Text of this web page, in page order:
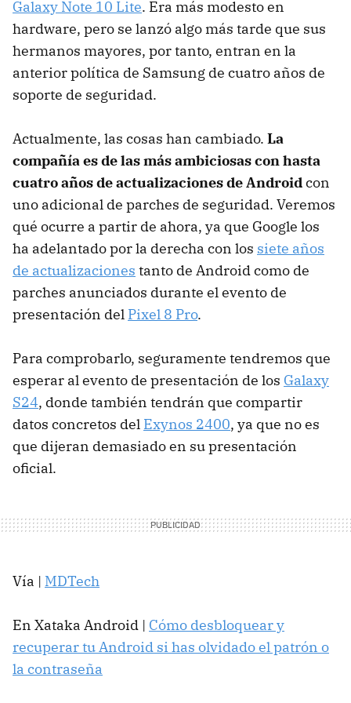
Galaxy Note 10 Lite. Era más modesto en
hardware, pero se lanzó algo más tarde que sus
hermanos mayores, por tanto, entran en la
anterior política de Samsung de cuatro años de
soporte de seguridad.
Actualmente, las cosas han cambiado. La
compañía es de las más ambiciosas con hasta
cuatro años de actualizaciones de Androidcon
uno adicional de parches de seguridad. Veremos
qué ocurre a partir de ahora, ya que Google los
ha adelantado por la derecha con los siete años
de actualizaciones tanto de Android como de
parches anunciados durante el evento de
presentación del Pixel 8 Pro.
Para comprobarlo, seguramente tendremos que
esperar al evento de presentación de los Galaxy
S24, donde también tendrán que compartir
datos concretos del Exynos 2400, ya que no es
que dijeran demasiado en su presentación
oficial.
Vía | MDTech
En Xataka Android | Cómo desbloquear y
recuperar tu Android si has olvidado el patrón o
la contraseña